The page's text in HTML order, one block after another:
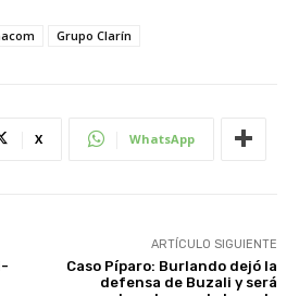
Grupo Clarín
X WhatsApp
ARTÍCULO SIGUIENTE
Caso Píparo: Burlando dejó la
defensa de Buzali y será